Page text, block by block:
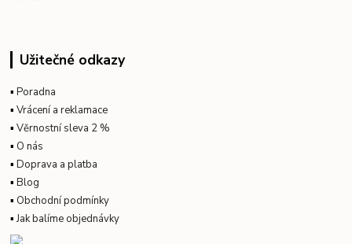
Užitečné odkazy
▪Poradna
▪Vrácení a reklamace
▪Věrnostní sleva 2 %
▪ O nás
▪Doprava a platba
▪Blog
▪ Obchodní podmínky
▪Jak balíme objednávky